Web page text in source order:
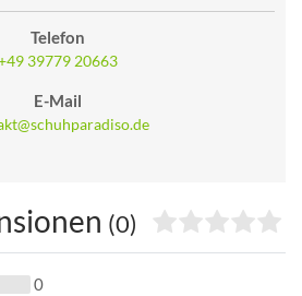
Telefon
39779 20663
E-Mail
(0)
0